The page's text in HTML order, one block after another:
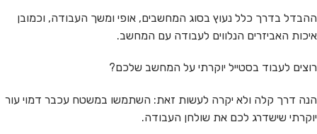
ההבדל בדרך כלל נעוץ בסוג המחשבים, אופי ומשך העבודה, וכמובן
איכות האביזרים הנלווים לעבודה עם המחשב.
רוצים לעבוד בסטייל יוקרתי על המחשב שלכם?
הנה דרך קלה ולא יקרה לעשות זאת: השתמשו במשטח עכבר דמוי עור
יוקרתי שישדרג לכם את שולחן העבודה.